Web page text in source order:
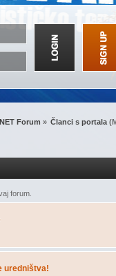
Forum » Članci s portala
forum.
uredništva!